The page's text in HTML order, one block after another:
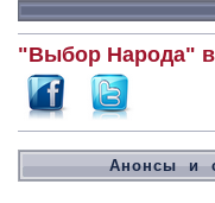
"Выбор Народа"
Анонсы и